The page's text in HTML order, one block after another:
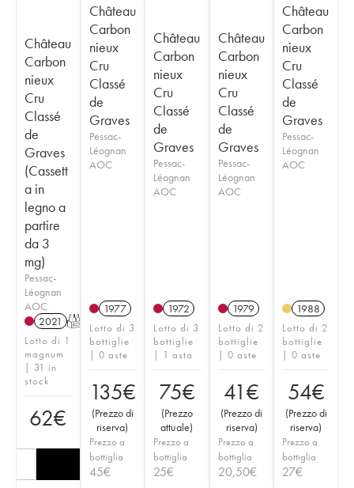
Château
Carbon
nieux
Cru
Classé
de
Graves
(Cassett
a in
legno a
partire
da 3
mg)
Pessac-
Léognan
AOC
2021 T
Lotto di 1
magnum
| 31 in
stock
62€
Château
Carbon
nieux
Cru
Classé
de
Graves
Pessac-
Léognan
AOC
1977
Lotto di 3
bottiglie
| 0 aste
135€
(Prezzo di
riserva)
Prezzo a
bottiglia
45€
Château
Carbon
nieux
Cru
Classé
de
Graves
Pessac-
Léognan
AOC
1972
Lotto di 3
bottiglie
| 1 asta
75€
(Prezzo
attuale)
Prezzo a
bottiglia
25€
Château
Carbon
nieux
Cru
Classé
de
Graves
Pessac-
Léognan
AOC
1979
Lotto di 2
bottiglie
| 0 aste
41€
(Prezzo di
riserva)
Prezzo a
bottiglia
20,50€
Château
Carbon
nieux
Cru
Classé
de
Graves
Pessac-
Léognan
AOC
1988
Lotto di 2
bottiglie
| 0 aste
54€
(Prezzo di
riserva)
Prezzo a
bottiglia
27€